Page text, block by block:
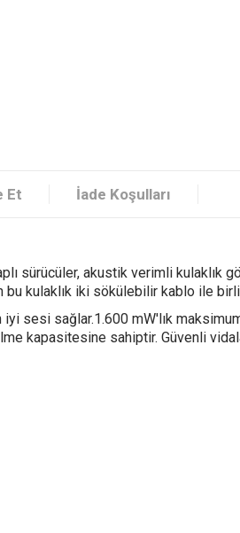
Et İade Koşulları
sürücüler, akustik verimli kulaklık
bu kulaklık iki sökülebilir kablo ile
sesi sağlar.1.600 mW'lık
kapasitesine sahiptir. Güvenli